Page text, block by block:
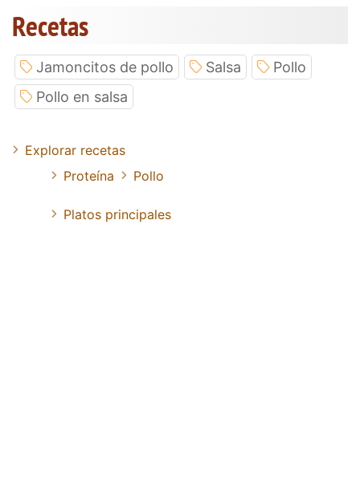
Recetas
Jamoncitos de pollo Salsa
Pollo
Pollo en salsa
Explorar recetas
Proteína
Pollo
Platos principales